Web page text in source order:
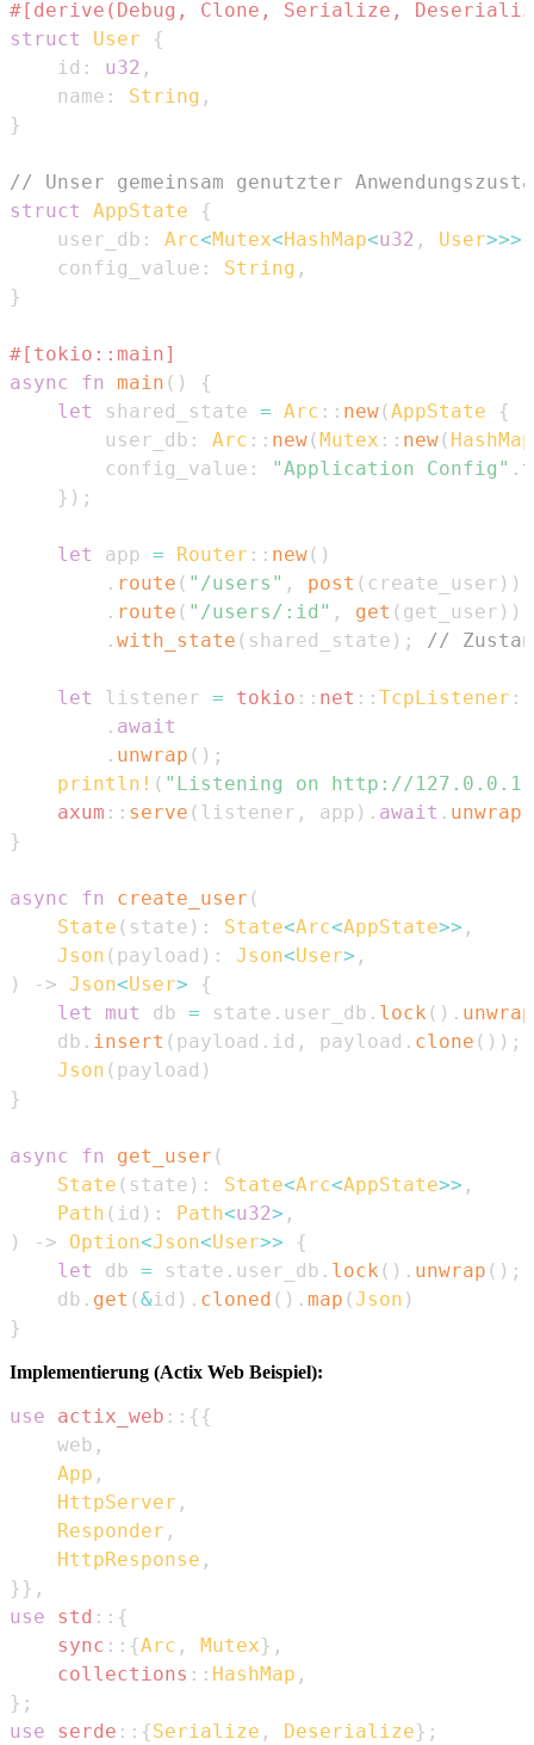
#[derive(Debug, Clone, Serialize,
struct
User
{
    id
: u32 ,
    name
: String ,
}
// Unser gemeinsam genutzter
struct
AppState
{
    user_db
: Arc<Mutex<HashMap<u32 , User>>>
    config_value
: String ,
}
#[tokio::main]
async
fn main ( )
{
let
shared_state = Arc :: new(AppState
{
        user_db
: Arc :: new(Mutex :: new( HashMap
        config_value
: "Application Config" .
} ) ;
let app = Router :: new( )
. route ( "/users" , post ( create_user ) )
. route ( "/users/:id" , get ( get_user ) )
. with_state ( shared_state ) ; //
let listener = tokio :: net :: TcpListener ::
. await
. unwrap ( ) ;
println! ( "Listening on http://
axum :: serve ( listener , app ) . await . unwrap
}
async fn create_user (
State ( state ) : State<Arc<AppState>> ,
Json ( payload ) : Json<User> ,
)
-> Json<User>
{
let
mut db = state . user_db . lock ( ) . unwrap
    db
. insert ( payload . id , payload . clone ( ) ) ;
Json ( payload )
}
async fn get_user (
State ( state ) : State<Arc<AppState>> ,
Path ( id ) : Path<u32> ,
)
-> Option<Json<User>>
{
let
db = state . user_db . lock ( ) . unwrap ( ) ;
    db
. get (&id ) . cloned ( ) . map (Json )
}
Implementierung (Actix Web Beispiel):
use actix_web :: { {
    web
,
App ,
HttpServer ,
Responder ,
HttpResponse ,
} } ,
use
std :: {
sync :: {Arc , Mutex} ,
collections :: HashMap ,
} ;
use
serde :: {Serialize , Deserialize} ;